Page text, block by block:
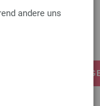
andere uns
DEN